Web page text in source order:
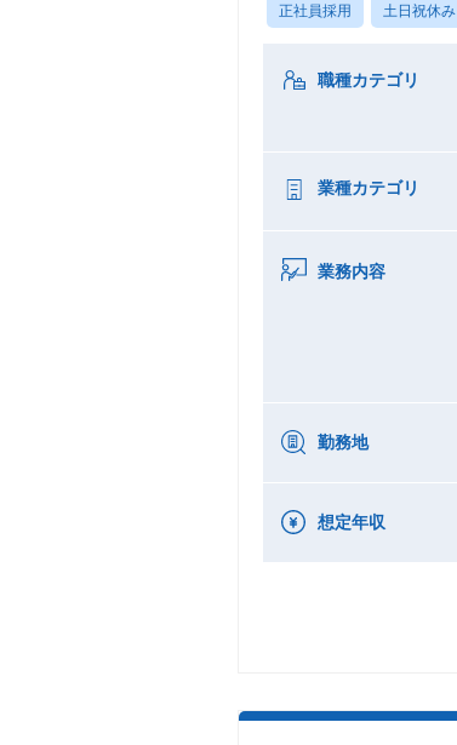
正社員採用 土日祝休み
職種カテゴリ
業種カテゴリ
業務内容
勤務地
想定年収